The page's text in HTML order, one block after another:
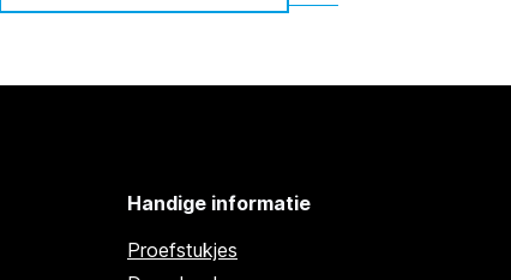
Handige informatie
Proefstukjes